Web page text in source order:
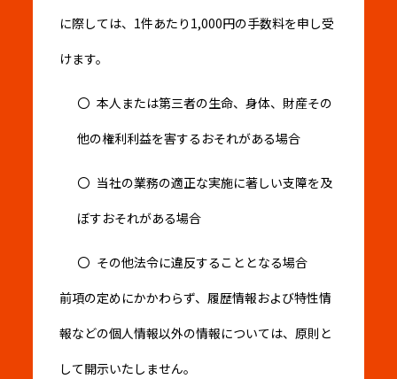
に際しては、1件あたり1,000円の手数料を申し受
けます。
本人または第三者の生命、身体、財産その
他の権利利益を害するおそれがある場合
当社の業務の適正な実施に著しい支障を及
ぼすおそれがある場合
その他法令に違反することとなる場合
前項の定めにかかわらず、履歴情報および特性情
報などの個人情報以外の情報については、原則と
して開示いたしません。